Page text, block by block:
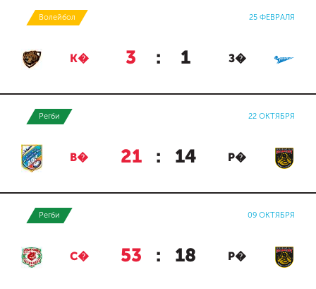
Волейбол 25 ФЕВРАЛЯ
К� 3 : 1 З�
Регби 22 ОКТЯБРЯ
В� 21 : 14 Р�
Регби 09 ОКТЯБРЯ
С� 53 : 18 Р�